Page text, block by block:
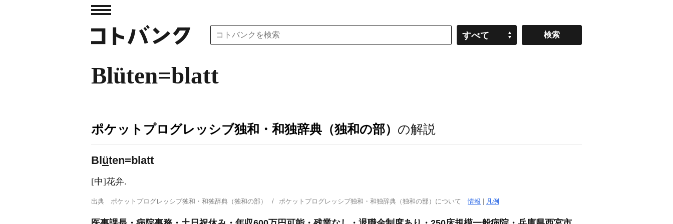
すべて
Blüten=blatt
ポケットプログレッシブ独和・和独辞典（独和の部） の解説
Blüten=blatt
[中]花弁.
出典 ポケットプログレッシブ独和・和独辞典（独和の部） ポケットプログレッシブ独和・和独辞典（独和の部）について情報 凡例